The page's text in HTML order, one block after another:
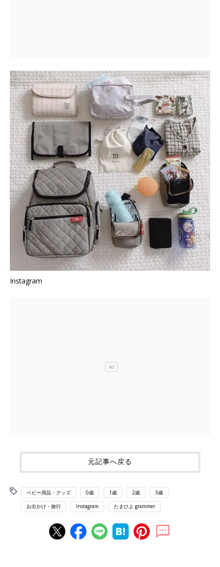
Instagram
元記事へ戻る
ベビー用品・グッズ 0歳 1歳 2歳 3歳
お出かけ・旅行 Instagram たまひよ grammer